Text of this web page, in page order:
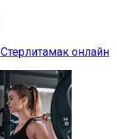
Стерлитамак онлайн